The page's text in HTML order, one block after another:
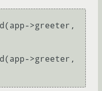
>greeter,
>greeter,